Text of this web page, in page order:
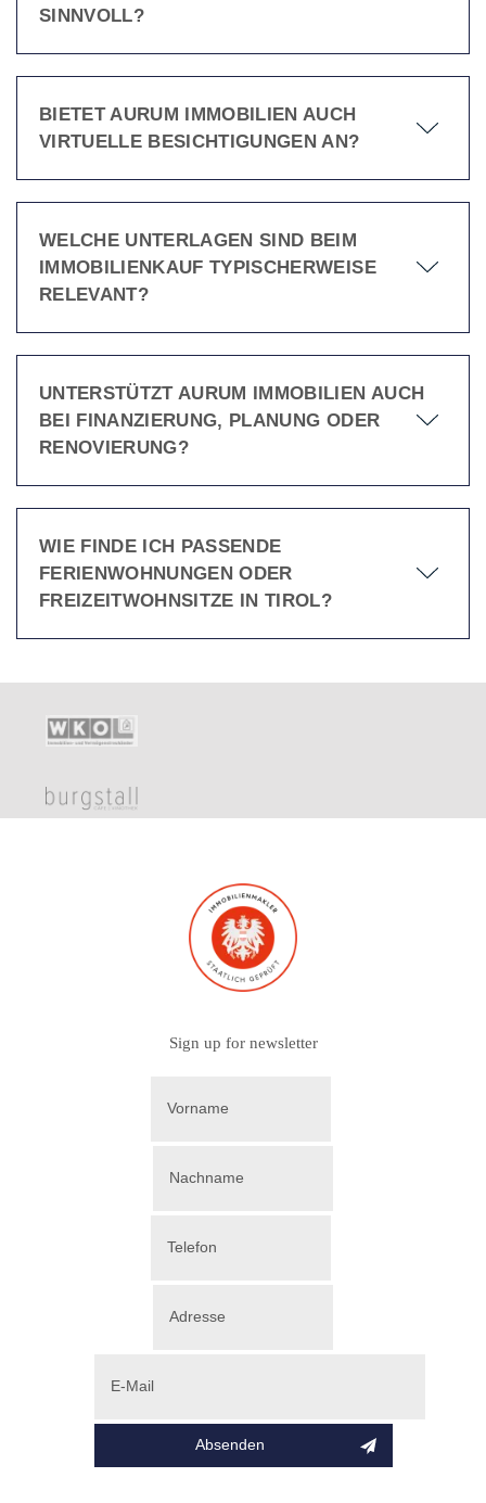
SINNVOLL?
BIETET AURUM IMMOBILIEN AUCH
VIRTUELLE BESICHTIGUNGEN AN?
WELCHE UNTERLAGEN SIND BEIM
IMMOBILIENKAUF TYPISCHERWEISE
RELEVANT?
UNTERSTÜTZT AURUM IMMOBILIEN AUCH
BEI FINANZIERUNG, PLANUNG ODER
RENOVIERUNG?
WIE FINDE ICH PASSENDE
FERIENWOHNUNGEN ODER
FREIZEITWOHNSITZE IN TIROL?
Sign up for newsletter